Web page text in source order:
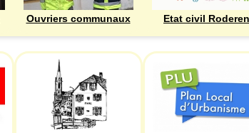
Ouvriers communaux Etat civil Roderen